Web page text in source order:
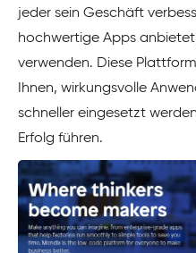
jeder sein Geschäft
hochwertige Apps
verwenden. Diese
Ihnen, wirkungsvolle
schneller eingesetzt
Erfolg führen.